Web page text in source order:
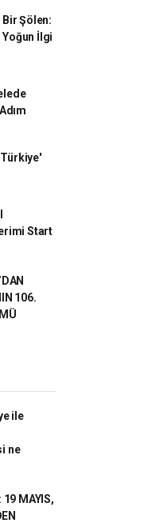
Bir Şölen:
İlgi
Start
106.
ile
ne
19 MAYIS,